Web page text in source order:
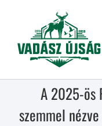
A 2025-ös
szemmel